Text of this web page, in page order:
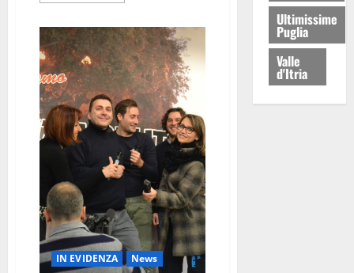
IN EVIDENZA News
Ultimissime
Puglia
Valle
d'Itria